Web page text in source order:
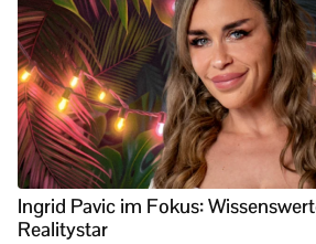
Ingrid Pavic im Fokus:
Realitystar